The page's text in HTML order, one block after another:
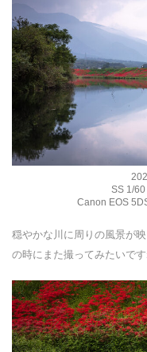
SS 1/
Canon EOS
穏やかな川に周りの風景が
の時にまた撮ってみたいです